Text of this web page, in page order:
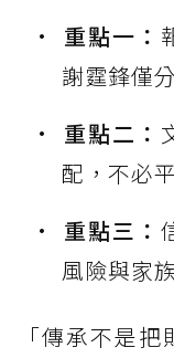
重點一：
謝霆鋒僅
重點二：
配，不必
重點三：
風險與家
「傳承不是